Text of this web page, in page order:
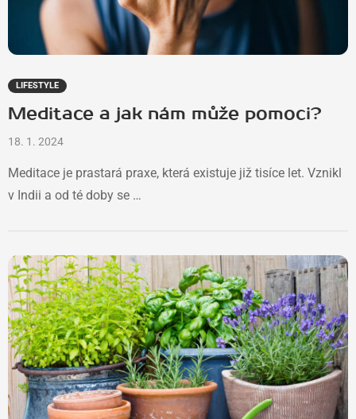
LIFESTYLE
Meditace a jak nám může pomoci?
18. 1. 2024
Meditace je prastará praxe, která existuje již tisíce let. Vznikl
v Indii a od té doby se …